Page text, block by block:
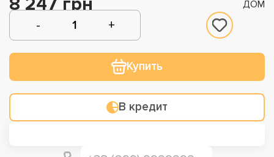
ДОМ
Купить
В кредит